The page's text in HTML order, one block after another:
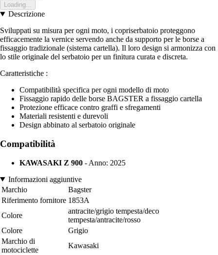
Loading...
Descrizione
Sviluppati su misura per ogni moto, i copriserbatoio proteggono
efficacemente la vernice servendo anche da supporto per le borse a
fissaggio tradizionale (sistema cartella). Il loro design si armonizza con
lo stile originale del serbatoio per un finitura curata e discreta.
Caratteristiche :
Compatibilità specifica per ogni modello di moto
Fissaggio rapido delle borse BAGSTER a fissaggio cartella
Protezione efficace contro graffi e sfregamenti
Materiali resistenti e durevoli
Design abbinato al serbatoio originale
Compatibilità
KAWASAKI Z 900 - Anno: 2025
Informazioni aggiuntive
Marchio
Bagster
Riferimento fornitore 1853A
Colore
antracite/grigio tempesta/deco
tempesta/antracite/rosso
Colore
Grigio
Marchio di
motociclette
Kawasaki